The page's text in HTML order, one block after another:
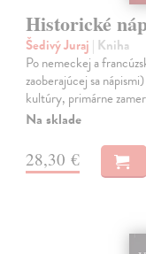
Historické
Šedivý Juraj | Kniha
Po nemeckej a
zaoberajúcej sa
kultúry, primárne
Na sklade
28,30 €